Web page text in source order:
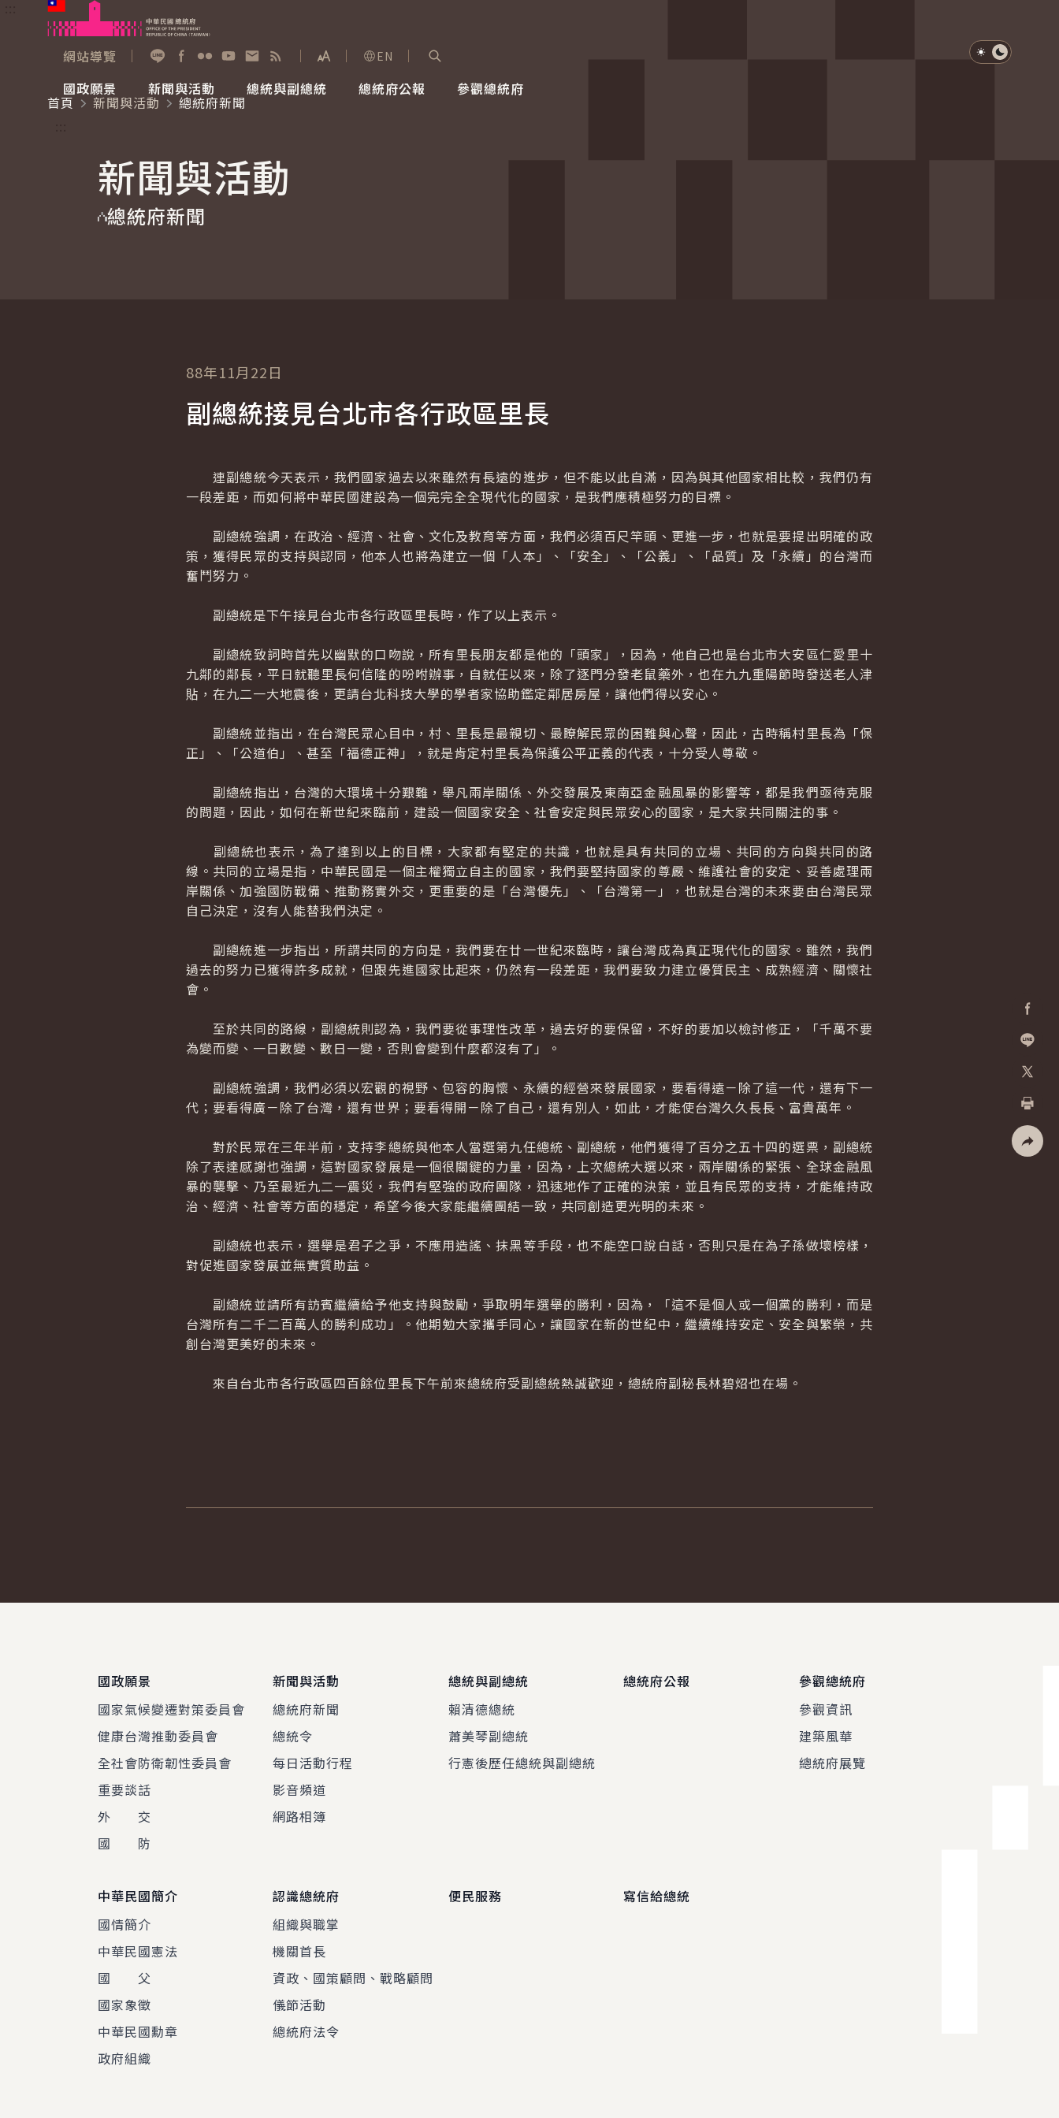
跳到主要內容
網站導覽
展開字級選單
EN
國政願景
國家氣候變遷對策委員會
重要談話
新聞與活動
總統府新聞
影音頻道
總統與副總統
賴清德總統
總統府公報 參觀總統府
參觀資訊
淺色模式
深色模式
首頁
新聞與活動
總統府新聞
新聞與活動
總統府新聞
加入好
列印
88年11月22日
副總統接見台北市各行政區里長
連副總統今天表示，我們國家過去以來雖然有長遠的進步，但不能以此自滿，因為與其他國家相比較，我們仍有
一段差距，而如何將中華民國建設為一個完完全全現代化的國家，是我們應積極努力的目標。
副總統強調，在政治、經濟、社會、文化及教育等方面，我們必須百尺竿頭、更進一步，也就是要提出明確的政
策，獲得民眾的支持與認同，他本人也將為建立一個「人本」、「安全」、「公義」、「品質」及「永續」的台灣而
奮鬥努力。
副總統是下午接見台北市各行政區里長時，作了以上表示。
副總統致詞時首先以幽默的口吻說，所有里長朋友都是他的「頭家」，因為，他自己也是台北市大安區仁愛里十
九鄰的鄰長，平日就聽里長何信隆的吩咐辦事，自就任以來，除了逐門分發老鼠藥外，也在九九重陽節時發送老人津
貼，在九二一大地震後，更請台北科技大學的學者家協助鑑定鄰居房屋，讓他們得以安心。
副總統並指出，在台灣民眾心目中，村、里長是最親切、最瞭解民眾的困難與心聲，因此，古時稱村里長為「保
正」、「公道伯」、甚至「福德正神」，就是肯定村里長為保護公平正義的代表，十分受人尊敬。
副總統指出，台灣的大環境十分艱難，舉凡兩岸關係、外交發展及東南亞金融風暴的影響等，都是我們亟待克服
的問題，因此，如何在新世紀來臨前，建設一個國家安全、社會安定與民眾安心的國家，是大家共同關注的事。
副總統也表示，為了達到以上的目標，大家都有堅定的共識，也就是具有共同的立場、共同的方向與共同的路
線。共同的立場是指，中華民國是一個主權獨立自主的國家，我們要堅持國家的尊嚴、維護社會的安定、妥善處理兩
岸關係、加強國防戰備、推動務實外交，更重要的是「台灣優先」、「台灣第一」，也就是台灣的未來要由台灣民眾
自己決定，沒有人能替我們決定。
副總統進一步指出，所謂共同的方向是，我們要在廿一世紀來臨時，讓台灣成為真正現代化的國家。雖然，我們
過去的努力已獲得許多成就，但跟先進國家比起來，仍然有一段差距，我們要致力建立優質民主、成熟經濟、關懷社
會。
至於共同的路線，副總統則認為，我們要從事理性改革，過去好的要保留，不好的要加以檢討修正，「千萬不要
為變而變、一日數變、數日一變，否則會變到什麼都沒有了」。
副總統強調，我們必須以宏觀的視野、包容的胸懷、永續的經營來發展國家，要看得遠－除了這一代，還有下一
代；要看得廣－除了台灣，還有世界；要看得開－除了自己，還有別人，如此，才能使台灣久久長長、富貴萬年。
對於民眾在三年半前，支持李總統與他本人當選第九任總統、副總統，他們獲得了百分之五十四的選票，副總統
除了表達感謝也強調，這對國家發展是一個很關鍵的力量，因為，上次總統大選以來，兩岸關係的緊張、全球金融風
暴的襲擊、乃至最近九二一震災，我們有堅強的政府團隊，迅速地作了正確的決策，並且有民眾的支持，才能維持政
治、經濟、社會等方面的穩定，希望今後大家能繼續團結一致，共同創造更光明的未來。
副總統也表示，選舉是君子之爭，不應用造謠、抹黑等手段，也不能空口說白話，否則只是在為子孫做壞榜樣，
對促進國家發展並無實質助益。
副總統並請所有訪賓繼續給予他支持與鼓勵，爭取明年選舉的勝利，因為，「這不是個人或一個黨的勝利，而是
台灣所有二千二百萬人的勝利成功」。他期勉大家攜手同心，讓國家在新的世紀中，繼續維持安定、安全與繁榮，共
創台灣更美好的未來。
來自台北市各行政區四百餘位里長下午前來總統府受副總統熱誠歡迎，總統府副秘長林碧炤也在場。
國政願景
國家氣候變遷對策委員會
健康台灣推動委員會
全社會防衛韌性委員會
重要談話
外 交
國 防
新聞與活動
總統府新聞
總統令
每日活動行程
影音頻道
網路相簿
總統與副總統
賴清德總統
蕭美琴副總統
行憲後歷任總統與副總統
總統府公報
參觀總統府
參觀資訊
建築風華
總統府展覽
中華民國簡介
國情簡介
中華民國憲法
國 父
國家象徵
中華民國勳章
政府組織
認識總統府
組織與職掌
機關首長
資政、國策顧問、戰略顧問
儀節活動
總統府法令
便民服務 寫信給總統